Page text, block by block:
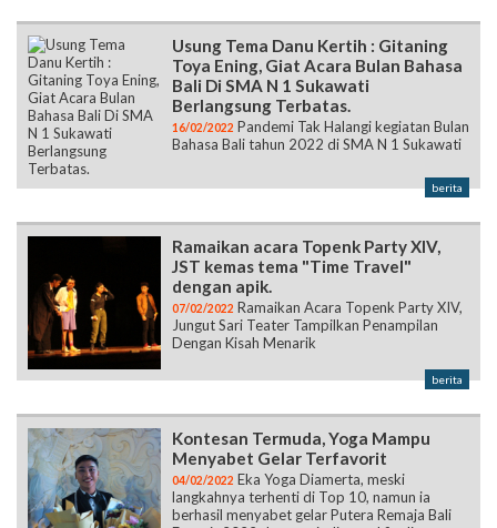
Usung Tema Danu Kertih : Gitaning
Toya Ening, Giat Acara Bulan Bahasa
Bali Di SMA N 1 Sukawati
Berlangsung Terbatas.
16/02/2022 Pandemi Tak Halangi kegiatan Bulan
Bahasa Bali tahun 2022 di SMA N 1 Sukawati
berita
Ramaikan acara Topenk Party XIV,
JST kemas tema "Time Travel"
dengan apik.
07/02/2022 Ramaikan Acara Topenk Party XIV,
Jungut Sari Teater Tampilkan Penampilan
Dengan Kisah Menarik
berita
Kontesan Termuda, Yoga Mampu
Menyabet Gelar Terfavorit
04/02/2022 Eka Yoga Diamerta, meski
langkahnya terhenti di Top 10, namun ia
berhasil menyabet gelar Putera Remaja Bali